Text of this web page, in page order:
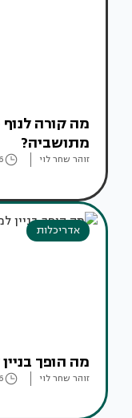
מה קורה
מתושביה?
זוהר שחר לוי
אדריכלות
מה הופך
זוהר שחר לוי